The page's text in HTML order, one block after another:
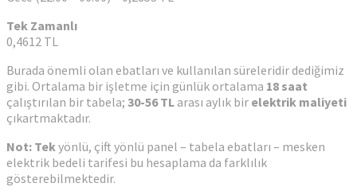
Tek Zamanlı
0,4612 TL
Burada önemli olan ebatları ve kullanılan süreleridir dediğimiz
gibi. Ortalama bir işletme için günlük ortalama 18 saat
çalıştırılan bir tabela; 30-56 TL arası aylık bir elektrik maliyeti
çıkartmaktadır.
Not: Tek yönlü, çift yönlü panel – tabela ebatları – mesken
elektrik bedeli tarifesi bu hesaplama da farklılık
gösterebilmektedir.